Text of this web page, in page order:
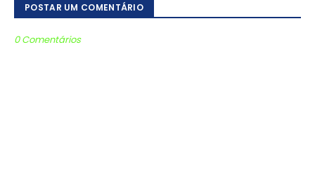
POSTAR UM COMENTÁRIO
0 Comentários